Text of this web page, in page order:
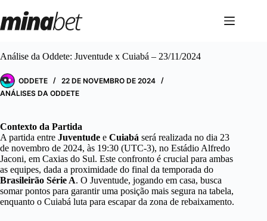
para
o
Análise da Oddete: Juventude x Cuiabá – 23/11/2024
ODDETE
22 DE NOVEMBRO DE 2024
ANÁLISES DA ODDETE
Contexto da Partida
A partida entre Juventude e Cuiabá será realizada no dia 23
de novembro de 2024, às 19:30 (UTC-3), no Estádio Alfredo
Jaconi, em Caxias do Sul. Este confronto é crucial para ambas
as equipes, dada a proximidade do final da temporada do
Brasileirão Série A. O Juventude, jogando em casa, busca
somar pontos para garantir uma posição mais segura na tabela,
enquanto o Cuiabá luta para escapar da zona de rebaixamento.